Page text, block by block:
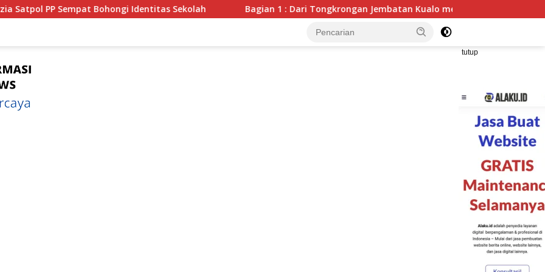
Bohongi Identitas Sekolah Bagian 1 : Dari Tongkrongan Jembatan Kualo menuju Tongkrongan Cafe : Potret Kondisi
tutup